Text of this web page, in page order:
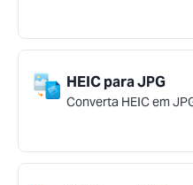
HEIC para JPG
Converta HEIC em